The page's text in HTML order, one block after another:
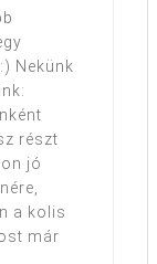
Nekünk
részt
jó
a kolis
már